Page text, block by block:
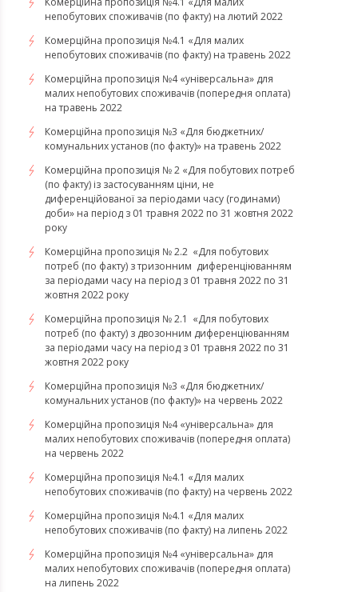
непобутових споживачів (по факту) на лютий 2022
Комерційна пропозиція №4.1 «Для малих
непобутових споживачів (по факту) на травень 2022
Комерційна пропозиція №4 «універсальна» для
малих непобутових споживачів (попередня оплата)
на травень 2022
Комерційна пропозиція №3 «Для бюджетних/
комунальних установ (по факту)» на травень 2022
Комерційна пропозиція № 2 «Для побутових потреб
(по факту) із застосуванням ціни, не
диференційованої за періодами часу (годинами)
доби» на період з 01 травня 2022 по 31 жовтня 2022
року
Комерційна пропозиція № 2.2 «Для побутових
потреб (по факту) з тризонним диференціюванням
за періодами часу на період з 01 травня 2022 по 31
жовтня 2022 року
Комерційна пропозиція № 2.1 «Для побутових
потреб (по факту) з двозонним диференціюванням
за періодами часу на період з 01 травня 2022 по 31
жовтня 2022 року
Комерційна пропозиція №3 «Для бюджетних/
комунальних установ (по факту)» на червень 2022
Комерційна пропозиція №4 «універсальна» для
малих непобутових споживачів (попередня оплата)
на червень 2022
Комерційна пропозиція №4.1 «Для малих
непобутових споживачів (по факту) на червень 2022
Комерційна пропозиція №4.1 «Для малих
непобутових споживачів (по факту) на липень 2022
Комерційна пропозиція №4 «універсальна» для
малих непобутових споживачів (попередня оплата)
на липень 2022